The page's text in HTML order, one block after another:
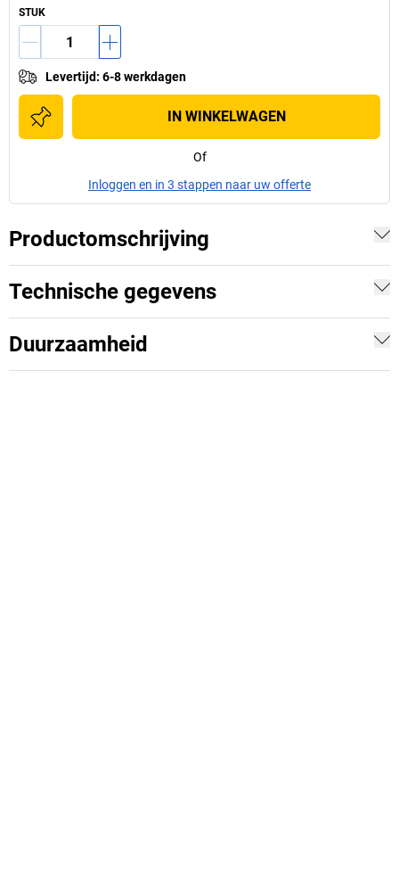
STUK
Levertijd: 6-8 werkdagen
IN WINKELWAGEN
Of
Inloggen en in 3 stappen naar uw offerte
Productomschrijving
Technische gegevens
Duurzaamheid